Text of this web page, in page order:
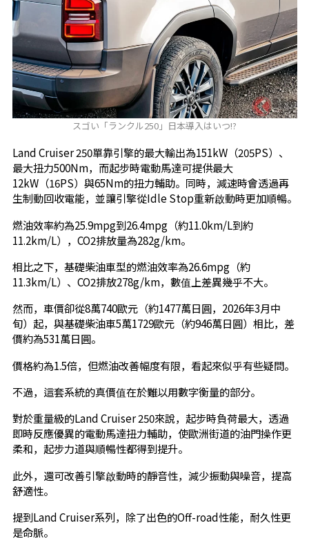
スゴい「ランクル250」日本導入はいつ!?
Land Cruiser 250單靠引擎的最大輸出為151kW（205PS）、
最大扭力500Nm，而起步時電動馬達可提供最大
12kW（16PS）與65Nm的扭力輔助。同時，減速時會透過再
生制動回收電能，並讓引擎從Idle Stop重新啟動時更加順暢。
燃油效率約為25.9mpg到26.4mpg（約11.0km/L到約
11.2km/L），CO2排放量為282g/km。
相比之下，基礎柴油車型的燃油效率為26.6mpg（約
11.3km/L）、CO2排放278g/km，數值上差異幾乎不大。
然而，車價卻從8萬740歐元（約1477萬日圓，2026年3月中
旬）起，與基礎柴油車5萬1729歐元（約946萬日圓）相比，差
價約為531萬日圓。
價格約為1.5倍，但燃油改善幅度有限，看起來似乎有些疑問。
不過，這套系統的真價值在於難以用數字衡量的部分。
對於重量級的Land Cruiser 250來說，起步時負荷最大，透過
即時反應優異的電動馬達扭力輔助，使歐洲街道的油門操作更
柔和，起步力道與順暢性都得到提升。
此外，還可改善引擎啟動時的靜音性，減少振動與噪音，提高
舒適性。
提到Land Cruiser系列，除了出色的Off-road性能，耐久性更
是命脈。